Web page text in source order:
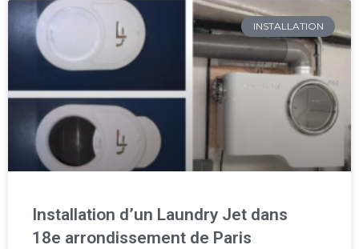
INSTALLATION
Installation d’un Laundry Jet dans
18e arrondissement de Paris